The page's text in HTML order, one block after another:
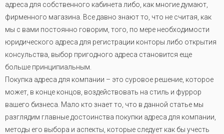
адреса для собственного кабинета либо, как многие думают,
фирменного магазина. Все давно знают то, что не считая, как
мы с вами постоянно говорим, того, по мере необходимости
юридического адреса для регистрации конторы либо открытия
консульства, выбор пригодного адреса становится еще
больше принципиальным.
Покупка адреса для компании – это суровое решение, которое
может, в конце концов, воздействовать на стиль и фуррор
вашего бизнеса. Мало кто знает то, что в данной статье мы
разглядим главные достоинства покупки адреса для компании,
методы его выбора и аспекты, которые следует как бы учесть